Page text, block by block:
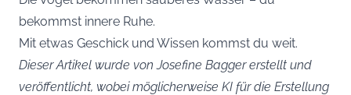
bekommst innere Ruhe.
Mit etwas Geschick und Wissen kommst du weit.
Dieser Artikel wurde von Josefine Bagger erstellt und
veröffentlicht, wobei möglicherweise KI für die Erstellung